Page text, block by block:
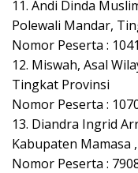
11. Andi Dinda
Polewali Mandar,
Nomor Peserta :
12. Miswah, Asal
Tingkat Provinsi
Nomor Peserta :
13. Diandra Ingrid
Kabupaten Mamasa
Nomor Peserta :